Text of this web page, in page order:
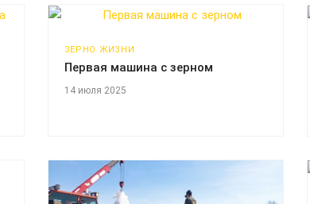
ЗЕРНО ЖИЗНИ
Первая машина с зерном
14 июля 2025